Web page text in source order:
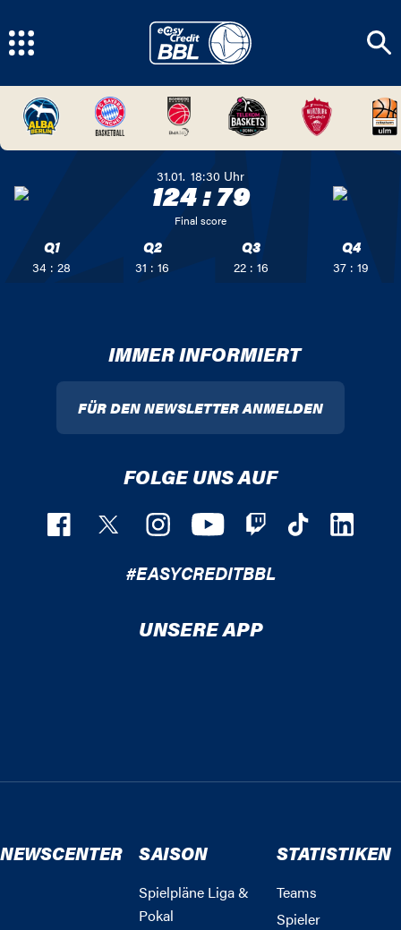
31.01. 18:30 Uhr
124:79
Final score
Q1
34 : 28
Q2
31 : 16
Q3
22 : 16
Q4
37 : 19
IMMER INFORMIERT
FÜR DEN NEWSLETTER ANMELDEN
FOLGE UNS AUF
#EASYCREDITBBL
UNSERE APP
NEWSCENTER SAISON
Spielpläne Liga &
Pokal
STATISTIKEN
Teams
Spieler